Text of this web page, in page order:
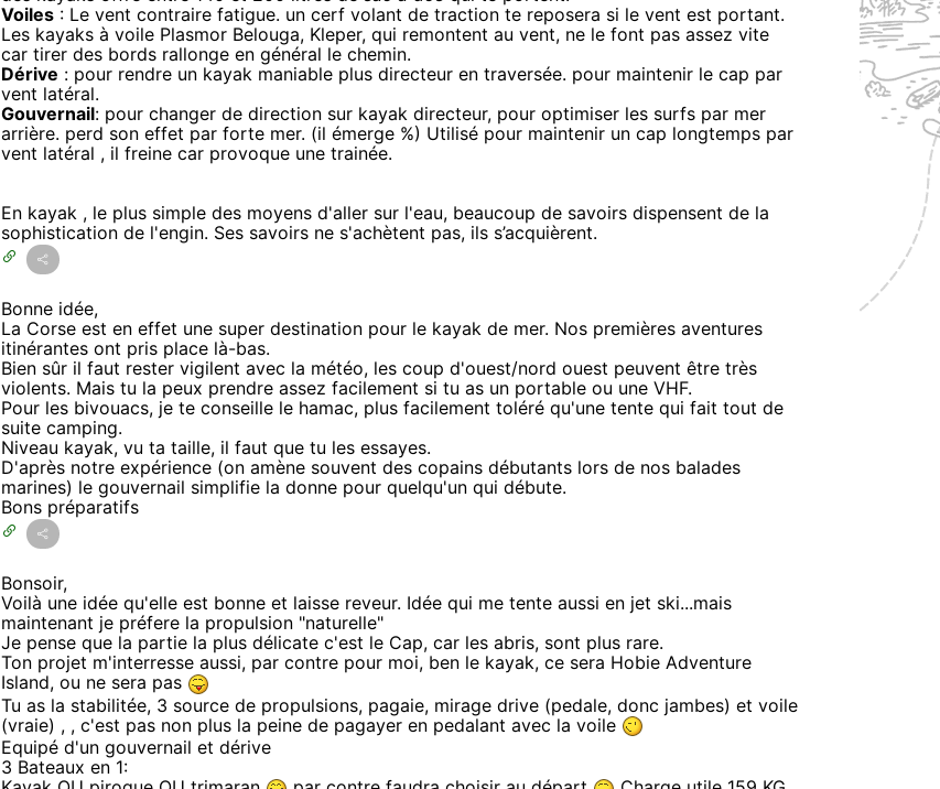
Voiles : Le vent contraire fatigue. un cerf volant de traction te reposera si le vent est portant.
Les kayaks à voile Plasmor Belouga, Kleper, qui remontent au vent, ne le font pas assez vite
car tirer des bords rallonge en général le chemin.
Dérive : pour rendre un kayak maniable plus directeur en traversée. pour maintenir le cap par
vent latéral.
Gouvernail: pour changer de direction sur kayak directeur, pour optimiser les surfs par mer
arrière. perd son effet par forte mer. (il émerge %) Utilisé pour maintenir un cap longtemps par
vent latéral , il freine car provoque une trainée.
En kayak , le plus simple des moyens d'aller sur l'eau, beaucoup de savoirs dispensent de la
sophistication de l'engin. Ses savoirs ne s'achètent pas, ils s’acquièrent.
Bonne idée,
La Corse est en effet une super destination pour le kayak de mer. Nos premières aventures
itinérantes ont pris place là-bas.
Bien sûr il faut rester vigilent avec la météo, les coup d'ouest/nord ouest peuvent être très
violents. Mais tu la peux prendre assez facilement si tu as un portable ou une VHF.
Pour les bivouacs, je te conseille le hamac, plus facilement toléré qu'une tente qui fait tout de
suite camping.
Niveau kayak, vu ta taille, il faut que tu les essayes.
D'après notre expérience (on amène souvent des copains débutants lors de nos balades
marines) le gouvernail simplifie la donne pour quelqu'un qui débute.
Bons préparatifs
Bonsoir,
Voilà une idée qu'elle est bonne et laisse reveur. Idée qui me tente aussi en jet ski...mais
maintenant je préfere la propulsion "naturelle"
Je pense que la partie la plus délicate c'est le Cap, car les abris, sont plus rare.
Ton projet m'interresse aussi, par contre pour moi, ben le kayak, ce sera Hobie Adventure
Island, ou ne sera pas
Tu as la stabilitée, 3 source de propulsions, pagaie, mirage drive (pedale, donc jambes) et voile
(vraie) , , c'est pas non plus la peine de pagayer en pedalant avec la voile
Equipé d'un gouvernail et dérive
3 Bateaux en 1: